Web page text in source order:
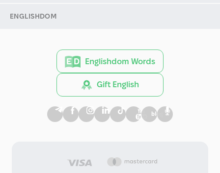
ENGLISHDOM
Englishdom Words
Gift English